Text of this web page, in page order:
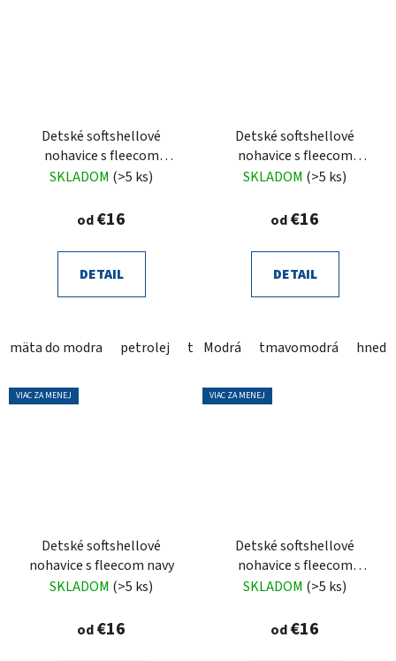
Detské softshellové
nohavice s fleecom
mätové
SKLADOM (>5 ks)
od€16
DETAIL
mäta do modra petrolej tmavomodrá tmavozelená
Detské softshellové
nohavice s fleecom
modré
SKLADOM (>5 ks)
od€16
DETAIL
Modrá tmavomodrá hnedá
VIAC ZA MENEJ
Detské softshellové
nohavice s fleecom navy
SKLADOM (>5 ks)
od€16
VIAC ZA MENEJ
Detské softshellové
nohavice s fleecom
petrolejové
SKLADOM (>5 ks)
od€16